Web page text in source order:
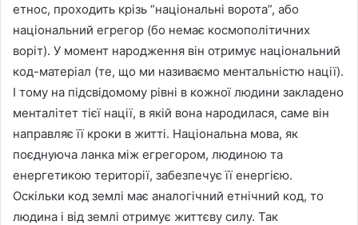
етнос, проходить крізь “національні ворота”, або
національний егрегор (бо немає космополітичних
воріт). У момент народження він отримує національний
код-матеріал (те, що ми називаємо ментальністю нації).
І тому на підсвідомому рівні в кожної людини закладено
менталітет тієї нації, в якій вона народилася, саме він
направляє її кроки в житті. Національна мова, як
поєднуюча ланка між егрегором, людиною та
енергетикою території, забезпечує її енергією.
Оскільки код землі має аналогічний етнічний код, то
людина і від землі отримує життєву силу. Так